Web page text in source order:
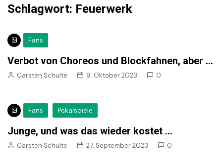
Schlagwort: Feuerwerk
Fans
Verbot von Choreos und Blockfahnen, aber …
Carsten Schulte 9. Oktober 2023 0
Fans Pokalspiele
Junge, und was das wieder kostet …
Carsten Schulte 27. September 2023 0